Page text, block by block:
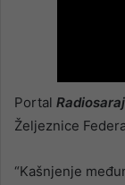
Portal
Željeznice
“Kašnjenje